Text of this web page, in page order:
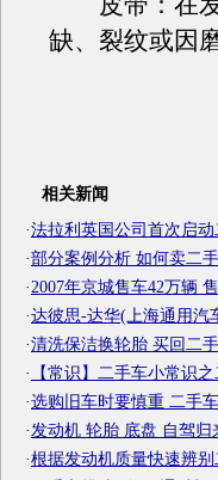
缺、裂纹或因
相关新闻
·法拉利英国公司首次启
·部分案例分析 如何卖二
·2007年京城售车42万辆
·达彼思-达华(上海通用汽
·清洗保洁换轮胎 买回二
· 【常识】二手车小常识
·选购旧车时要慎重 二手
·发动机 轮胎 底盘 自驾归
·根据发动机质量快速辨